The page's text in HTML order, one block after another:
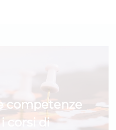
competenze
i corsi di